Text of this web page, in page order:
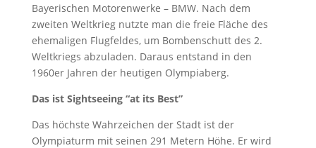
Bayerischen Motorenwerke – BMW. Nach dem
zweiten Weltkrieg nutzte man die freie Fläche des
ehemaligen Flugfeldes, um Bombenschutt des 2.
Weltkriegs abzuladen. Daraus entstand in den
1960er Jahren der heutigen Olympiaberg.
Das ist Sightseeing “at its Best”
Das höchste Wahrzeichen der Stadt ist der
Olympiaturm mit seinen 291 Metern Höhe. Er wird